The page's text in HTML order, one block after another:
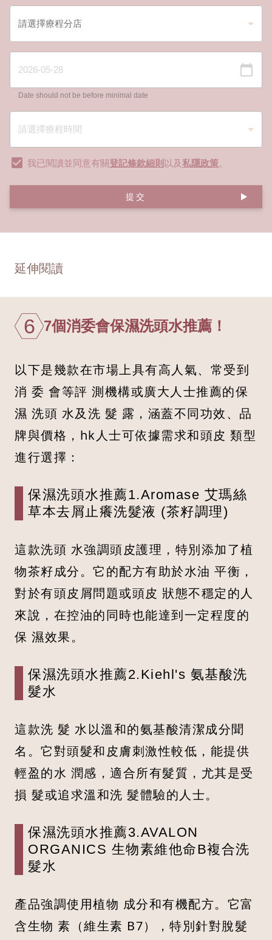
Date should not be before minimal date
我已閱讀並同意有關登記條款細則 以及私隱政策。
提交
延伸閱讀
6 7個消委會保濕洗頭水推薦！
以下是幾款在市場上具有高人氣、常受到
消 委 會等評 測機構或廣大人士推薦的保
濕 洗頭 水及洗 髮 露，涵蓋不同功效、品
牌與價格，hk人士可依據需求和頭皮 類型
進行選擇：
保濕洗頭水推薦1.Aromase 艾瑪絲
草本去屑止癢洗髮液 (茶籽調理)
這款洗頭 水強調頭皮護理，特別添加了植
物茶籽成分。它的配方有助於水油 平衡，
對於有頭皮屑問題或頭皮 狀態不穩定的人
來說，在控油的同時也能達到一定程度的
保 濕效果。
保濕洗頭水推薦2.Kiehl's 氨基酸洗
髮水
這款洗 髮 水以溫和的氨基酸清潔成分聞
名。它對頭髮和皮膚刺激性較低，能提供
輕盈的水 潤感，適合所有髮質，尤其是受
損 髮或追求溫和洗 髮體驗的人士。
保濕洗頭水推薦3.AVALON
ORGANICS 生物素維他命B複合洗
髮水
產品強調使用植物 成分和有機配方。它富
含生物 素（維生素 B7），特別針對脫髮